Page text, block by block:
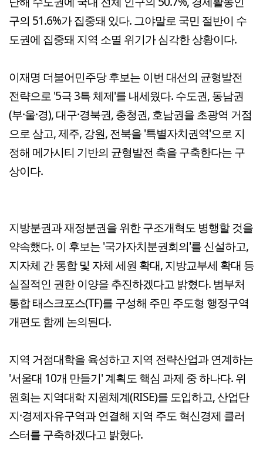
구의 51.6%가 집중돼 있다. 그야말로 국민 절반이 수
도권에 집중돼 지역 소멸 위기가 심각한 상황이다.
이재명 더불어민주당 후보는 이번 대선의 균형발전
전략으로 '5극 3특 체제'를 내세웠다. 수도권, 동남권
(부·울·경), 대구·경북권, 충청권, 호남권을 초광역 거점
으로 삼고, 제주, 강원, 전북을 '특별자치권역'으로 지
정해 메가시티 기반의 균형발전 축을 구축한다는 구
상이다.
지방분권과 재정분권을 위한 구조개혁도 병행할 것을
약속했다. 이 후보는 '국가자치분권회의'를 신설하고,
지자체 간 통합 및 자체 세원 확대, 지방교부세 확대 등
실질적인 권한 이양을 추진하겠다고 밝혔다. 범부처
통합 태스크포스(TF)를 구성해 주민 주도형 행정구역
개편도 함께 논의된다.
지역 거점대학을 육성하고 지역 전략산업과 연계하는
'서울대 10개 만들기' 계획도 핵심 과제 중 하나다. 위
원회는 지역대학 지원체계(RISE)를 도입하고, 산업단
지·경제자유구역과 연결해 지역 주도 혁신경제 클러
스터를 구축하겠다고 밝혔다.